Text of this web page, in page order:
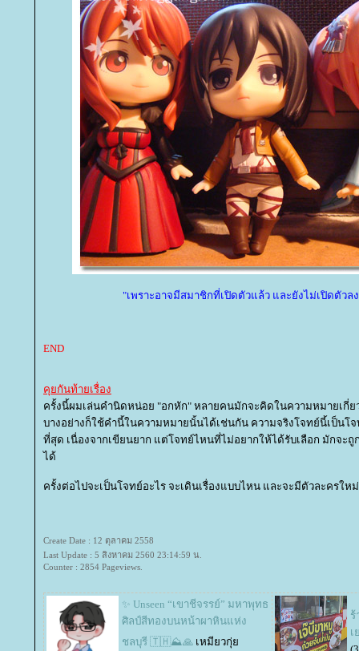
"เพราะอาจมีสมาชิกที่เปิดตัวแล้ว และยังไม่เปิดตัวล
END
คุยกันท้ายเรื่อง
ครั้งนี้ผมเล่นคำนิดหน่อย "อกหัก" หลายคนมักจะคิดในความหมายเกี่ย
บางอย่างก็ใช้คำนี้ในความหมายนั้นได้เช่นกัน ความจริงโจทย์นี้เป็นโ
ที่สุด เนื่องจากเขียนยาก แต่โจทย์ไหนที่ไม่อยากให้ได้รับเลือก มักจะถู
ได้
ครั้งต่อไปจะเป็นโจทย์อะไร จะเดินเรื่องแบบไหน และจะมีตัวละครใ
Create Date : 12 ตุลาคม 2558
Last Update : 5 สิงหาคม 2560 23:14:59 น.
Counter : 2854 Pageviews.
✨️ Unseen “เขาชีจรรย์” มหาพุทธ
ศิลป์สีทองบนหน้าผาหินแห่ง
ชลบุรี 🇹🇭⛰️🙏 เหมียวกุ่
เ